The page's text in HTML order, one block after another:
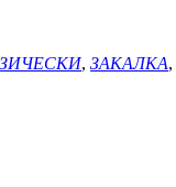
, ЗАКАЛКА,